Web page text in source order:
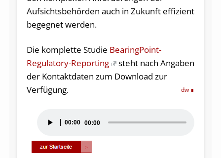
Aufsichtsbehörden auch in Zukunft effizient
begegnet werden.
Die komplette Studie BearingPoint-
Regulatory-Reporting
steht nach Angaben
der Kontaktdaten zum Download zur
Verfügung.
dw
Player
00:00 00:00